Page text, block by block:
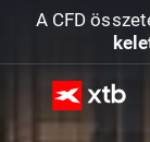
A CFD